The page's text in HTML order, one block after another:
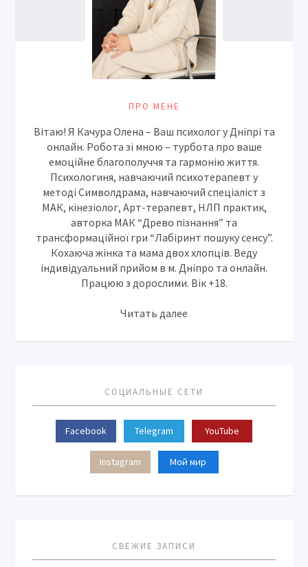
ПРО МЕНЕ
Вітаю! Я Качура Олена – Ваш психолог у Дніпрі та
онлайн. Робота зі мною – турбота про ваше
емоційне благополуччя та гармонію життя.
Психологиня, навчаючий психотерапевт у
методі Символдрама, навчаючий спеціаліст з
МАК, кінезіолог, Арт-терапевт, НЛП практик,
авторка МАК “Древо пізнання” та
трансформаційної гри “Лабіринт пошуку сенсу”.
Кохаюча жінка та мама двох хлопців. Веду
індивідуальний прийом в м. Дніпро та онлайн.
Працюю з дорослими. Вік +18.
Читать далее
СОЦИАЛЬНЫЕ СЕТИ
Facebook Telegram YouTube
Instagram Мой мир
СВЕЖИЕ ЗАПИСИ